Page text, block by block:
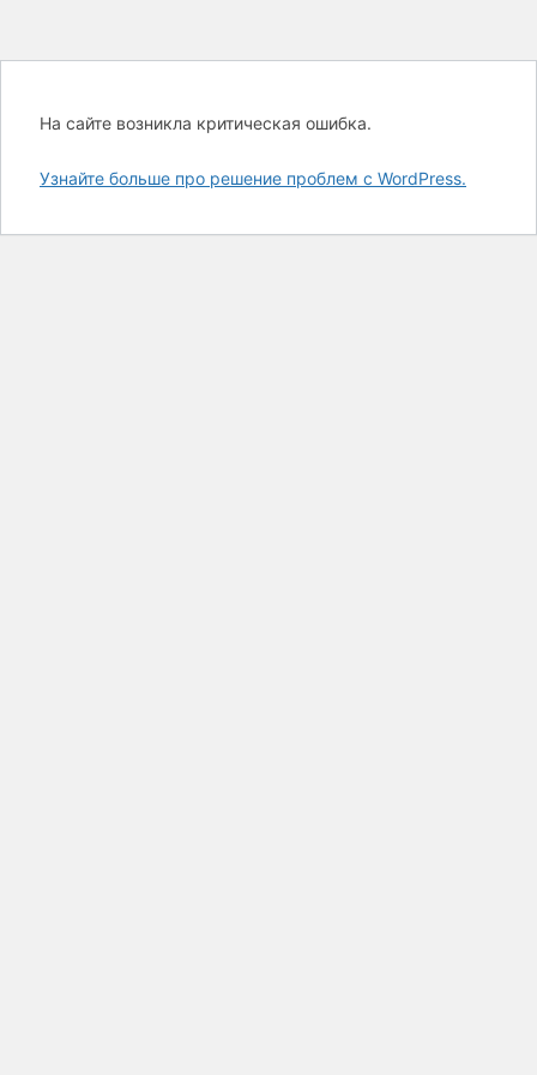
На сайте возникла критическая ошибка.
Узнайте больше про решение проблем с WordPress.